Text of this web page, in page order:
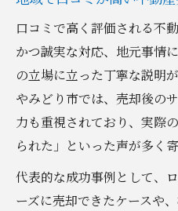
口コミで高く評価される不
かつ誠実な対応、地元事情
の立場に立った丁寧な説明
やみどり市では、売却後の
力も重視されており、実際
られた」といった声が多く
代表的な成功事例として、
ーズに売却できたケースや